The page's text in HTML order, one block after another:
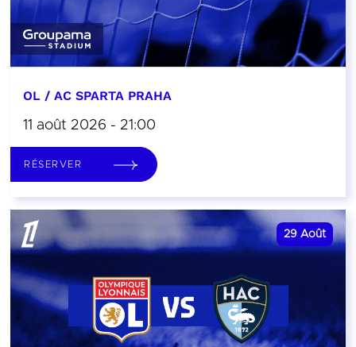
OL / AC SPARTA PRAHA
11 août 2026 - 21:00
RÉSERVER
29 Août